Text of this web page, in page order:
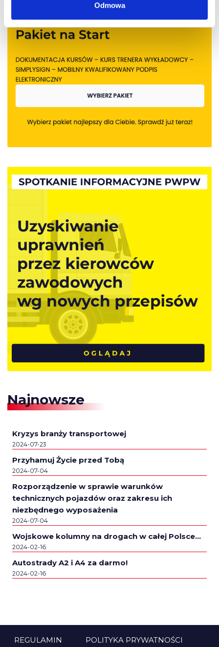
Odmowa
Najnowsze
Kryzys branży transportowej
2024-07-23
Przyhamuj Życie przed Tobą
2024-07-04
Rozporządzenie w sprawie warunków
technicznych pojazdów oraz zakresu ich
niezbędnego wyposażenia
2024-07-04
Wojskowe kolumny na drogach w całej Polsce…
2024-02-16
Autostrady A2 i A4 za darmo!
2024-02-16
REGULAMIN POLITYKA PRYWATNOŚCI